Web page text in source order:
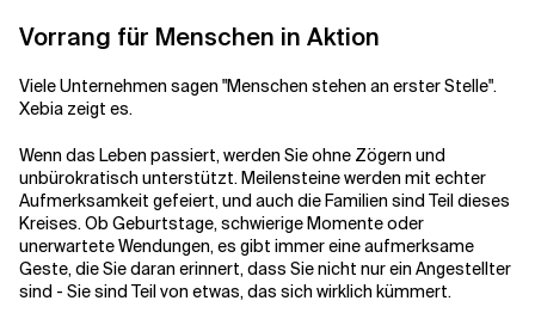
Vorrang für Menschen in Aktion
Viele Unternehmen sagen "Menschen stehen an erster Stelle".
Xebia zeigt es.
Wenn das Leben passiert, werden Sie ohne Zögern und
unbürokratisch unterstützt. Meilensteine werden mit echter
Aufmerksamkeit gefeiert, und auch die Familien sind Teil dieses
Kreises. Ob Geburtstage, schwierige Momente oder
unerwartete Wendungen, es gibt immer eine aufmerksame
Geste, die Sie daran erinnert, dass Sie nicht nur ein Angestellter
sind - Sie sind Teil von etwas, das sich wirklich kümmert.